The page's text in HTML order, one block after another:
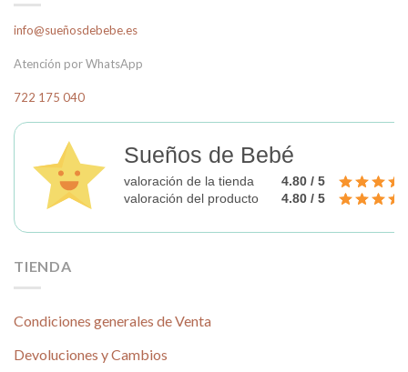
se
elegir
producto
info@sueñosdebebe.es
Atención por WhatsApp
722 175 040
Sueños de Bebé
valoración de la tienda
4.80 / 5
valoración del producto
4.80 / 5
TIENDA
Condiciones generales de Venta
Devoluciones y Cambios